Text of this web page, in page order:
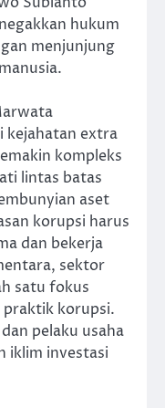
hukum
menjunjung
kejahatan extra
kompleks
lintas batas
aset
korupsi harus
dan bekerja
sektor
satu fokus
praktik korupsi.
pelaku usaha
iklim investasi